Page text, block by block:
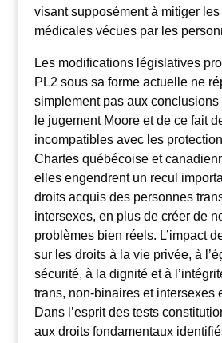
visant supposément à mitiger
médicales vécues par les
Les modifications législatives
PL2 sous sa forme actuelle ne
simplement pas aux
le jugement Moore et de ce fait
incompatibles avec les
Chartes québécoise et
elles engendrent un recul
droits acquis des personnes
intersexes, en plus de créer de
problèmes bien réels. L’impact
sur les droits à la vie privée, à
sécurité, à la dignité et à
trans, non-binaires et intersexes
Dans l’esprit des tests
aux droits fondamentaux